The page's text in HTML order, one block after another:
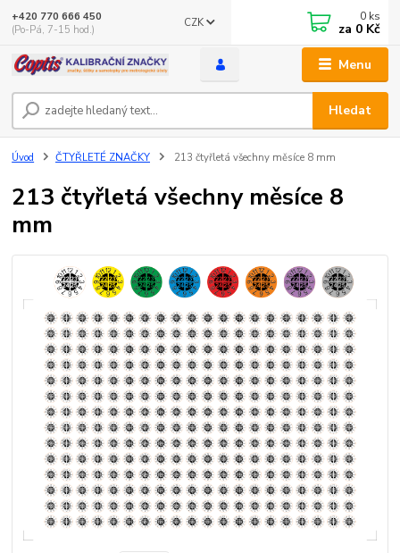
Menu
CZK
Hledat
+420 770 666 450
(Po-Pá, 7-15 hod.)
0 ks
za 0 Kč
Úvod ČTYŘLETÉ ZNAČKY 213 čtyřletá všechny měsíce 8 mm
213 čtyřletá všechny měsíce 8
mm